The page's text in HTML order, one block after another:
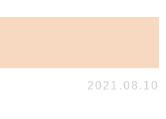
2021.08.10